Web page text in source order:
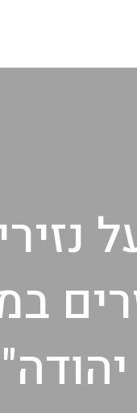
יהודה"